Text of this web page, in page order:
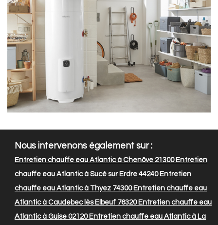
Nous intervenons également sur :
Entretien chauffe eau Atlantic à Chenôve 21300Entretien
chauffe eau Atlantic à Sucé sur Erdre 44240Entretien
chauffe eau Atlantic à Thyez 74300Entretien chauffe eau
Atlantic à Caudebec lès Elbeuf 76320Entretien chauffe eau
Atlantic à Guise 02120Entretien chauffe eau Atlantic à La